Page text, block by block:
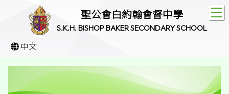
聖公會白約翰會督中學
S.K.H. BISHOP BAKER SECONDARY SCHOOL
中文